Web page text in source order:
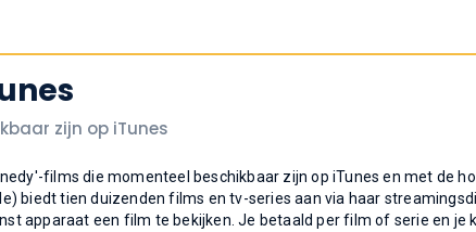
zijn op iTunes
films die momenteel beschikbaar zijn op iTunes en met de
biedt tien duizenden films en tv-series aan via haar
apparaat een film te bekijken. Je betaald per film of serie en je